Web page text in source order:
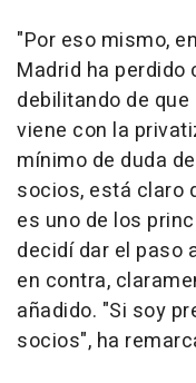
"Por eso mismo,
Madrid ha perdido
debilitando de
viene con la
mínimo de duda
socios, está claro
es uno de los
decidí dar el paso
en contra,
añadido. "Si soy
socios", ha